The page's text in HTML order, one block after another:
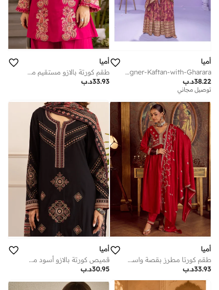
أميا
Georgette-Digital-Designer-Kaftan-with-Gharara
د.ب38.22
توصيل مجاني
أميا
طقم كورتة بالازو مستقيم مطرز باللون الوردي من الفسكوز والرايون
د.ب33.93
أميا
طقم كورتا مطرز بقصة واسعة من الأسفل مع بنطال وشال
د.ب33.93
أميا
قميص كورتة بالازو أسود مطرز من الفسكوز والرايون، بقصة مستقيمة، مع شال.
د.ب30.95